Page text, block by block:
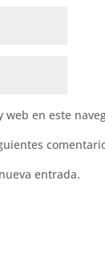
en este
entrada.